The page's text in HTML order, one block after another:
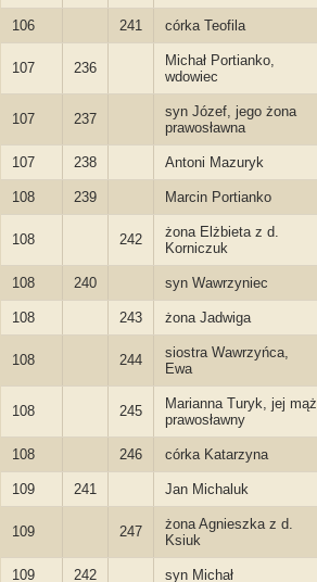
106 241 córka Teofila
107 236
Michał Portianko,
wdowiec
107 237
syn Józef, jego żona
prawosławna
107 238 Antoni Mazuryk
108 239 Marcin Portianko
108 242
żona Elżbieta z d.
Korniczuk
108 240 syn Wawrzyniec
108 243 żona Jadwiga
108 244
siostra Wawrzyńca,
Ewa
108 245
Marianna Turyk, jej mąż
prawosławny
108 246 córka Katarzyna
109 241 Jan Michaluk
109 247
żona Agnieszka z d.
Ksiuk
109 242 syn Michał